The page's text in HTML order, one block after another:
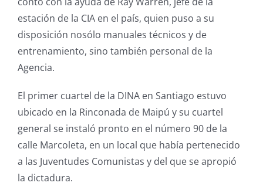
estación de la CIA en el país, quien puso a su
disposición nosólo manuales técnicos y de
entrenamiento, sino también personal de la
Agencia.
El primer cuartel de la DINA en Santiago estuvo
ubicado en la Rinconada de Maipú y su cuartel
general se instaló pronto en el número 90 de la
calle Marcoleta, en un local que había pertenecido
a las Juventudes Comunistas y del que se apropió
la dictadura.